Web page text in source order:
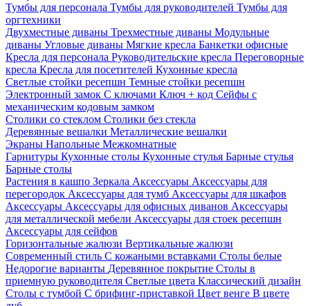
Тумбы для персонала Тумбы для руководителей Тумбы для
оргтехники
Двухместные диваны Трехместные диваны Модульные
диваны Угловые диваны Мягкие кресла Банкетки офисные
Кресла для персонала Руководительские кресла Переговорные
кресла Кресла для посетителей Кухонные кресла
Светлые стойки ресепшн Темные стойки ресепшн
Электронный замок С ключами Ключ + код Сейфы с
механическим кодовым замком
Столики со стеклом Столики без стекла
Деревянные вешалки Металлические вешалки
Экраны Напольные Межкомнатные
Гарнитуры Кухонные столы Кухонные стулья Барные стулья
Барные столы
Растения в кашпо Зеркала Аксессуары Аксессуары для
перегородок Аксессуары для тумб Аксессуары для шкафов
Аксессуары Аксессуары для офисных диванов Аксессуары
для металлической мебели Аксессуары для стоек ресепшн
Аксессуары для сейфов
Горизонтальные жалюзи Вертикальные жалюзи
Современный стиль С кожаными вставками Столы белые
Недорогие варианты Деревянное покрытие Столы в
приемную руководителя Светлые цвета Классический дизайн
Столы с тумбой С брифинг-приставкой Цвет венге В цвете